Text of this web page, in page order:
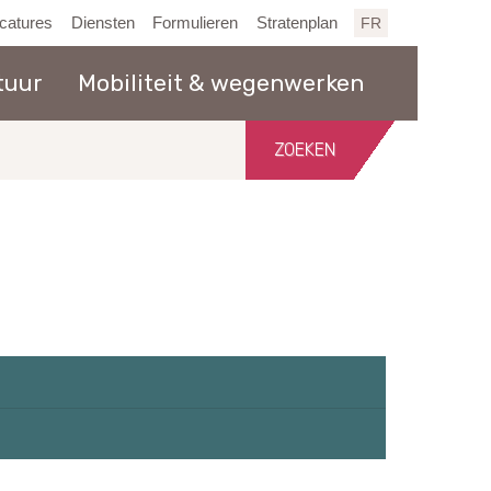
Diensten Formulieren Stratenplan FR
Mobiliteit & wegenwerken